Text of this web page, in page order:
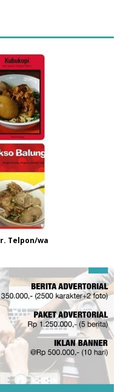
Telpon/wa